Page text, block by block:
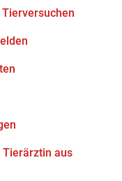
aus